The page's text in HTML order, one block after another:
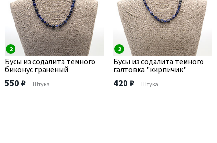
2
Бусы из содалита темного
биконус граненый
550 ₽ Штука
2
Бусы из содалита темного
галтовка "кирпичик"
420 ₽ Штука